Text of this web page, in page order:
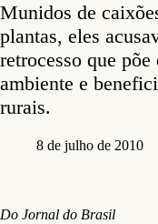
Munidos de
plantas, eles
retrocesso que
ambiente e
rurais.
8 de julho de 2010
Do Jornal do Brasil